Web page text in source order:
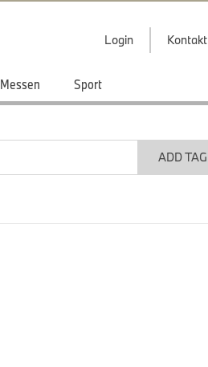
Login Kontakt
Messen Sport
ADD TAG